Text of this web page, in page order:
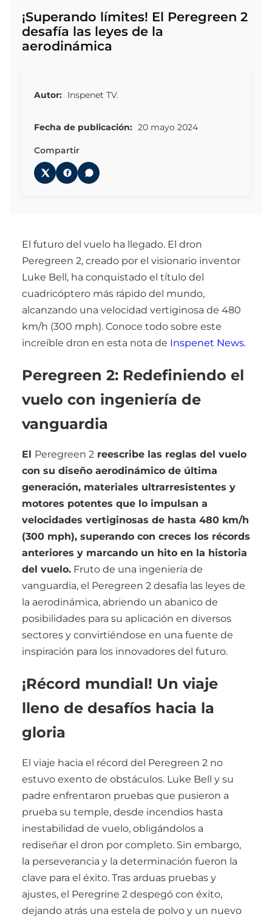
¡Superando límites! El Peregreen 2
desafía las leyes de la
aerodinámica
Autor: Inspenet TV.
Fecha de publicación: 20 mayo 2024
Compartir
El futuro del vuelo ha llegado. El dron
Peregreen 2, creado por el visionario inventor
Luke Bell, ha conquistado el título del
cuadricóptero más rápido del mundo,
alcanzando una velocidad vertiginosa de 480
km/h (300 mph). Conoce todo sobre este
increíble dron en esta nota de Inspenet News.
Peregreen 2: Redefiniendo el
vuelo con ingeniería de
vanguardia
El Peregreen 2 reescribe las reglas del vuelo
con su diseño aerodinámico de última
generación, materiales ultrarresistentes y
motores potentes que lo impulsan a
velocidades vertiginosas de hasta 480 km/h
(300 mph), superando con creces los récords
anteriores y marcando un hito en la historia
del vuelo. Fruto de una ingeniería de
vanguardia, el Peregreen 2 desafía las leyes de
la aerodinámica, abriendo un abanico de
posibilidades para su aplicación en diversos
sectores y convirtiéndose en una fuente de
inspiración para los innovadores del futuro.
¡Récord mundial! Un viaje
lleno de desafíos hacia la
gloria
El viaje hacia el récord del Peregreen 2 no
estuvo exento de obstáculos. Luke Bell y su
padre enfrentaron pruebas que pusieron a
prueba su temple, desde incendios hasta
inestabilidad de vuelo, obligándolos a
rediseñar el dron por completo. Sin embargo,
la perseverancia y la determinación fueron la
clave para el éxito. Tras arduas pruebas y
ajustes, el Peregrine 2 despegó con éxito,
dejando atrás una estela de polvo y un nuevo